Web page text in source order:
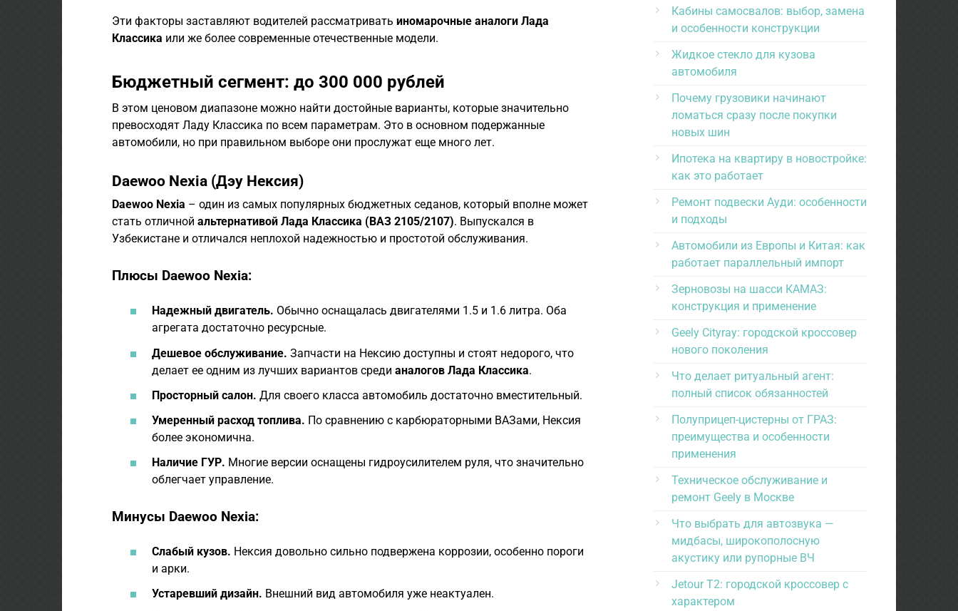
Эти факторы заставляют водителей рассматривать иномарочные аналоги Лада
Классика или же более современные отечественные модели.
Бюджетный сегмент: до 300 000 рублей
В этом ценовом диапазоне можно найти достойные варианты, которые значительно
превосходят Ладу Классика по всем параметрам. Это в основном подержанные
автомобили, но при правильном выборе они прослужат еще много лет.
Daewoo Nexia (Дэу Нексия)
Daewoo Nexia – один из самых популярных бюджетных седанов, который вполне может
стать отличной альтернативой Лада Классика (ВАЗ 2105/2107). Выпускался в
Узбекистане и отличался неплохой надежностью и простотой обслуживания.
Плюсы Daewoo Nexia:
Надежный двигатель. Обычно оснащалась двигателями 1.5 и 1.6 литра. Оба
агрегата достаточно ресурсные.
Дешевое обслуживание. Запчасти на Нексию доступны и стоят недорого, что
делает ее одним из лучших вариантов среди аналогов Лада Классика.
Просторный салон. Для своего класса автомобиль достаточно вместительный.
Умеренный расход топлива. По сравнению с карбюраторными ВАЗами, Нексия
более экономична.
Наличие ГУР. Многие версии оснащены гидроусилителем руля, что значительно
облегчает управление.
Минусы Daewoo Nexia:
Слабый кузов. Нексия довольно сильно подвержена коррозии, особенно пороги
и арки.
Устаревший дизайн. Внешний вид автомобиля уже неактуален.
Кабины самосвалов: выбор, замена
и особенности конструкции
Жидкое стекло для кузова
автомобиля
Почему грузовики начинают
ломаться сразу после покупки
новых шин
Ипотека на квартиру в новостройке:
как это работает
Ремонт подвески Ауди: особенности
и подходы
Автомобили из Европы и Китая: как
работает параллельный импорт
Зерновозы на шасси КАМАЗ:
конструкция и применение
Geely Cityray: городской кроссовер
нового поколения
Что делает ритуальный агент:
полный список обязанностей
Полуприцеп-цистерны от ГРАЗ:
преимущества и особенности
применения
Техническое обслуживание и
ремонт Geely в Москве
Что выбрать для автозвука —
мидбасы, широкополосную
акустику или рупорные ВЧ
Jetour T2: городской кроссовер с
характером